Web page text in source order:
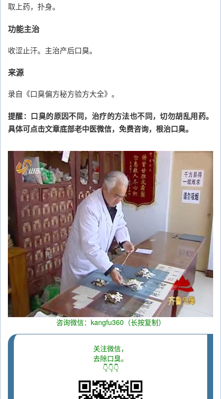
取上药，扑身。
功能主治
收涩止汗。主治产后口臭。
来源
录自《口臭偏方秘方验方大全》。
提醒：口臭的原因不同，治疗的方法也不同，切勿胡乱用药。
具体可点击文章底部老中医微信，免费咨询，根治口臭。
咨询微信：kangfu360（长按复制）
关注微信，
去除口臭。
👇👇👇